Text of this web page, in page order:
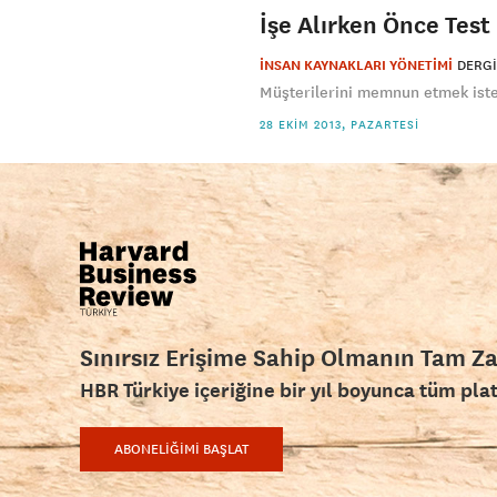
İşe Alırken Önce
İNSAN KAYNAKLARI YÖNETİMİ DERGI
Müşterilerini memnun etmek
28 EKIM 2013, PAZARTESI
Sınırsız Erişime Sahip Olmanın Tam
HBR Türkiye içeriğine bir yıl boyunca tüm
ABONELİĞİMİ BAŞLAT